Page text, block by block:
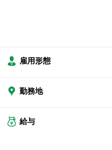
雇用形態
勤務地
給与